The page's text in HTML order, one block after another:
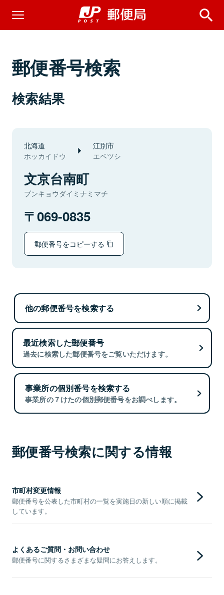
郵便番号検索
検索結果
北海道
ホッカイドウ
江別市
エベツシ
文京台南町
ブンキョウダイミナミマチ
069-0835
郵便番号をコピーする
他の郵便番号を検索する
最近検索した郵便番号
過去に検索した郵便番号をご覧いただけます。
事業所の個別番号を検索する
事業所の７けたの個別郵便番号をお調べします。
郵便番号検索に関する情報
市町村変更情報
郵便番号を公表した市町村の一覧を実施日の新しい順に掲載
しています。
よくあるご質問・お問い合わせ
郵便番号に関するさまざまな疑問にお答えします。